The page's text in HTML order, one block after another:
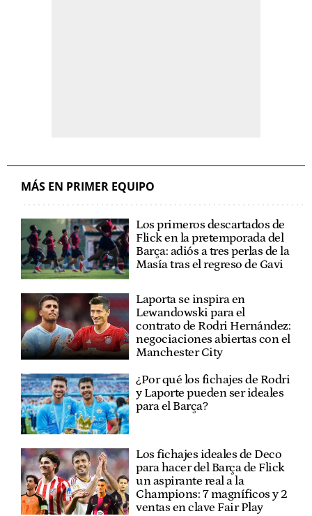
MÁS EN PRIMER EQUIPO
Los primeros descartados de
Flick en la pretemporada del
Barça: adiós a tres perlas de la
Masía tras el regreso de Gavi
Laporta se inspira en
Lewandowski para el
contrato de Rodri Hernández:
negociaciones abiertas con el
Manchester City
¿Por qué los fichajes de Rodri
y Laporte pueden ser ideales
para el Barça?
Los fichajes ideales de Deco
para hacer del Barça de Flick
un aspirante real a la
Champions: 7 magníficos y 2
ventas en clave Fair Play